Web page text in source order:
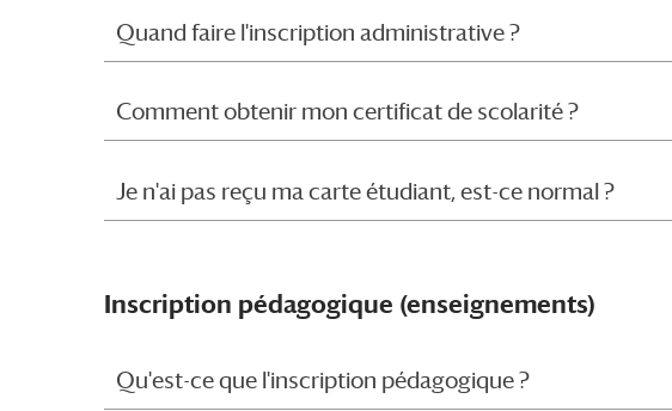
Quand faire l'inscription administrative ?
Comment obtenir mon certificat de scolarité ?
Je n'ai pas reçu ma carte étudiant, est-ce normal ?
Inscription pédagogique (enseignements)
Qu'est-ce que l'inscription pédagogique ?